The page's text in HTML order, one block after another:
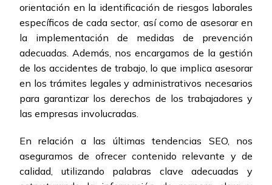
orientación en la identificación de riesgos laborales
específicos de cada sector, así como de asesorar en
la implementación de medidas de prevención
adecuadas. Además, nos encargamos de la gestión
de los accidentes de trabajo, lo que implica asesorar
en los trámites legales y administrativos necesarios
para garantizar los derechos de los trabajadores y
las empresas involucradas.
En relación a las últimas tendencias SEO, nos
aseguramos de ofrecer contenido relevante y de
calidad, utilizando palabras clave adecuadas y